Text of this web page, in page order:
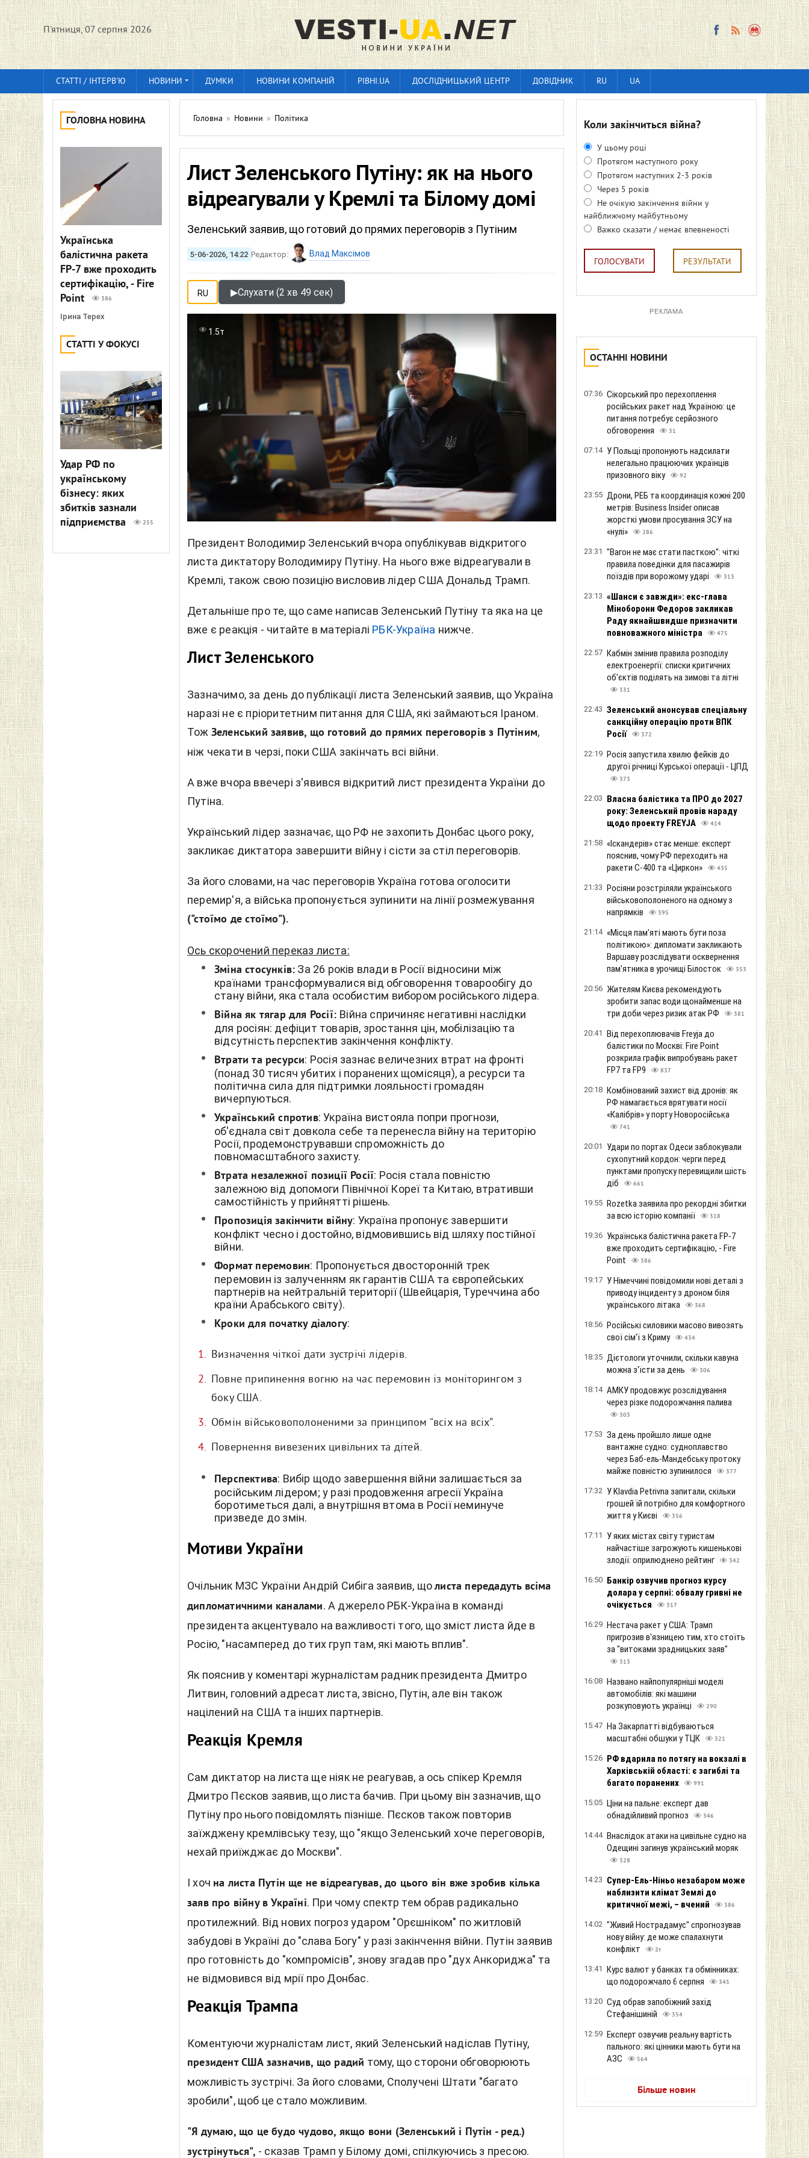
П'ятниця, 07 серпня 2026
СТАТТІ / ІНТЕРВ'Ю НОВИНИ ДУМКИ НОВИНИ КОМПАНІЙ РІВНІ.UA ДОСЛІДНИЦЬКИЙ ЦЕНТР ДОВІДНИК RU UA
ГОЛОВНА НОВИНА
Українська
балістична ракета
FP-7 вже проходить
сертифікацію, - Fire
Point
386
Ірина Терех
СТАТТІ У ФОКУСІ
Удар РФ по
українському
бізнесу: яких
збитків зазнали
підприємства
255
Головна » Новини » Політика
Лист Зеленського Путіну: як на нього
відреагували у Кремлі та Білому домі
Зеленський заявив, що готовий до прямих переговорів з Путіним
5-06-2026, 14:22 Редактор: Влад Максімов
RU ▶Слухати (2 хв 49 сек)
1.5т
Президент Володимир Зеленський вчора опублікував відкритого
листа диктатору Володимиру Путіну. На нього вже відреагували в
Кремлі, також свою позицію висловив лідер США Дональд Трамп.
Детальніше про те, що саме написав Зеленський Путіну та яка на це
вже є реакція - читайте в матеріалі РБК-Україна нижче.
Лист Зеленського
Зазначимо, за день до публікації листа Зеленський заявив, що Україна
наразі не є пріоритетним питання для США, які займаються Іраном.
Тож Зеленський заявив, що готовий до прямих переговорів з Путіним,
ніж чекати в черзі, поки США закінчать всі війни.
А вже вчора ввечері з'явився відкритий лист президента України до
Путіна.
Український лідер зазначає, що РФ не захопить Донбас цього року,
закликає диктатора завершити війну і сісти за стіл переговорів.
За його словами, на час переговорів Україна готова оголосити
перемир'я, а війська пропонується зупинити на лінії розмежування
("стоїмо де стоїмо").
Ось скорочений переказ листа:
Зміна стосунків: За 26 років влади в Росії відносини між
країнами трансформувалися від обговорення товарообігу до
стану війни, яка стала особистим вибором російського лідера.
Війна як тягар для Росії: Війна спричиняє негативні наслідки
для росіян: дефіцит товарів, зростання цін, мобілізацію та
відсутність перспектив закінчення конфлікту.
Втрати та ресурси: Росія зазнає величезних втрат на фронті
(понад 30 тисяч убитих і поранених щомісяця), а ресурси та
політична сила для підтримки лояльності громадян
вичерпуються.
Український спротив: Україна вистояла попри прогнози,
об'єднала світ довкола себе та перенесла війну на територію
Росії, продемонструвавши спроможність до
повномасштабного захисту.
Втрата незалежної позиції Росії: Росія стала повністю
залежною від допомоги Північної Кореї та Китаю, втративши
самостійність у прийнятті рішень.
Пропозиція закінчити війну: Україна пропонує завершити
конфлікт чесно і достойно, відмовившись від шляху постійної
війни.
Формат перемовин: Пропонується двосторонній трек
перемовин із залученням як гарантів США та європейських
партнерів на нейтральній території (Швейцарія, Туреччина або
країни Арабського світу).
Кроки для початку діалогу:
Визначення чіткої дати зустрічі лідерів.
Повне припинення вогню на час перемовин із моніторингом з
боку США.
Обмін військовополоненими за принципом “всіх на всіх”.
Повернення вивезених цивільних та дітей.
Перспектива: Вибір щодо завершення війни залишається за
російським лідером; у разі продовження агресії Україна
боротиметься далі, а внутрішня втома в Росії неминуче
призведе до змін.
Мотиви України
Очільник МЗС України Андрій Сибіга заявив, що листа передадуть всіма
дипломатичними каналами. А джерело РБК-Україна в команді
президента акцентувало на важливості того, що зміст листа йде в
Росію, "насамперед до тих груп там, які мають вплив".
Як пояснив у коментарі журналістам радник президента Дмитро
Литвин, головний адресат листа, звісно, Путін, але він також
націлений на США та інших партнерів.
Реакція Кремля
Сам диктатор на листа ще ніяк не реагував, а ось спікер Кремля
Дмитро Пєсков заявив, що листа бачив. При цьому він зазначив, що
Путіну про нього повідомлять пізніше. Пєсков також повторив
заїжджену кремлівську тезу, що "якщо Зеленський хоче переговорів,
нехай приїжджає до Москви".
І хоч на листа Путін ще не відреагував, до цього він вже зробив кілька
заяв про війну в Україні. При чому спектр тем обрав радикально
протилежний. Від нових погроз ударом "Орєшніком" по житловій
забудові в Україні до "слава Богу" у разі закінчення війни. Путін заявив
про готовність до "компромісів", знову згадав про "дух Анкориджа" та
не відмовився від мрії про Донбас.
Реакція Трампа
Коментуючи журналістам лист, який Зеленський надіслав Путіну,
президент США зазначив, що радий тому, що сторони обговорюють
можливість зустрічі. За його словами, Сполучені Штати "багато
зробили", щоб це стало можливим.
"Я думаю, що це будо чудово, якщо вони (Зеленський і Путін - ред.)
зустрінуться", - сказав Трамп у Білому домі, спілкуючись з пресою.
Коли закінчиться війна?
У цьому році
Протягом наступного року
Протягом наступних 2-3 років
Через 5 років
Не очікую закінчення війни у
найближчому майбутньому
Важко сказати / немає впевненості
ГОЛОСУВАТИ РЕЗУЛЬТАТИ
РЕКЛАМА
ОСТАННІ НОВИНИ
07:36 Сікорський про перехоплення
російських ракет над Україною: це
питання потребує серйозного
обговорення
31
07:14 У Польщі пропонують надсилати
нелегально працюючих українців
призовного віку
92
23:55 Дрони, РЕБ та координація кожні 200
метрів: Business Insider описав
жорсткі умови просування ЗСУ на
«нулі»
286
23:31 "Вагон не має стати пасткою": чіткі
правила поведінки для пасажирів
поїздів при ворожому ударі
313
23:13 «Шанси є завжди»: екс-глава
Міноборони Федоров закликав
Раду якнайшвидше призначити
повноважного міністра
475
22:57 Кабмін змінив правила розподілу
електроенергії: списки критичних
об'єктів поділять на зимові та літні
331
22:43 Зеленський анонсував спеціальну
санкційну операцію проти ВПК
Росії
372
22:19 Росія запустила хвилю фейків до
другої річниці Курської операції - ЦПД
373
22:03 Власна балістика та ПРО до 2027
року: Зеленський провів нараду
щодо проекту FREYJA
414
21:58 «Іскандерів» стає менше: експерт
пояснив, чому РФ переходить на
ракети С-400 та «Циркон»
435
21:33 Росіяни розстріляли українського
військовополоненого на одному з
напрямків
395
21:14 «Місця пам'яті мають бути поза
політикою»: дипломати закликають
Варшаву розслідувати осквернення
пам'ятника в урочищі Білосток
353
20:56 Жителям Києва рекомендують
зробити запас води щонайменше на
три доби через ризик атак РФ
381
20:41 Від перехоплювачів Freyja до
балістики по Москві: Fire Point
розкрила графік випробувань ракет
FP7 та FP9
837
20:18 Комбінований захист від дронів: як
РФ намагається врятувати носії
«Калібрів» у порту Новоросійська
741
20:01
Удари по портах Одеси заблокували
сухопутний кордон: черги перед
пунктами пропуску перевищили шість
діб
661
19:55 Rozetka заявила про рекордні збитки
за всю історію компанії
318
19:36 Українська балістична ракета FP-7
вже проходить сертифікацію, - Fire
Point
386
19:17 У Німеччині повідомили нові деталі з
приводу інциденту з дроном біля
українського літака
368
18:56 Російські силовики масово вивозять
свої сім'ї з Криму
434
18:35 Дієтологи уточнили, скільки кавуна
можна з'їсти за день
306
18:14 АМКУ продовжує розслідування
через різке подорожчання палива
303
17:53 За день пройшло лише одне
вантажне судно: судноплавство
через Баб-ель-Мандебську протоку
майже повністю зупинилося
377
17:32 У Klavdia Petrivna запитали, скільки
грошей їй потрібно для комфортного
життя у Києві
356
17:11
У яких містах світу туристам
найчастіше загрожують кишенькові
злодії: оприлюднено рейтинг
342
16:50 Банкір озвучив прогноз курсу
долара у серпні: обвалу гривні не
очікується
317
16:29 Нестача ракет у США: Трамп
пригрозив в'язницею тим, хто стоїть
за "витоками зрадницьких заяв"
313
16:08 Названо найпопулярніші моделі
автомобілів: які машини
розкуповують українці
290
15:47 На Закарпатті відбуваються
масштабні обшуки у ТЦК
321
15:26 РФ вдарила по потягу на вокзалі в
Харківській області: є загиблі та
багато поранених
991
15:05 Ціни на пальне: експерт дав
обнадійливий прогноз
346
14:44 Внаслідок атаки на цивільне судно на
Одещині загинув український моряк
328
14:23 Супер-Ель-Ніньо незабаром може
наблизити клімат Землі до
критичної межі, – вчений
386
14:02 "Живий Нострадамус" спрогнозував
нову війну: де може спалахнути
конфлікт
2т
13:41 Курс валют у банках та обмінниках:
що подорожчало 6 серпня
345
13:20 Суд обрав запобіжний захід
Стефанішиній
354
12:59 Експерт озвучив реальну вартість
пального: які цінники мають бути на
АЗС
564
Більше новин